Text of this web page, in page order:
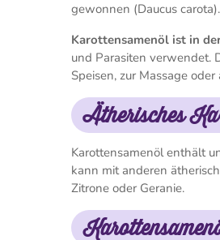
gewonnen (Daucus
Karottensamenöl ist in
und Parasiten verwendet.
Speisen, zur Massage
Ätherisches
Karottensamenöl enthält
kann mit anderen
Zitrone oder Geranie.